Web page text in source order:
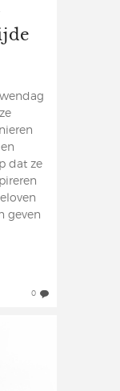
dat ze
geven
0